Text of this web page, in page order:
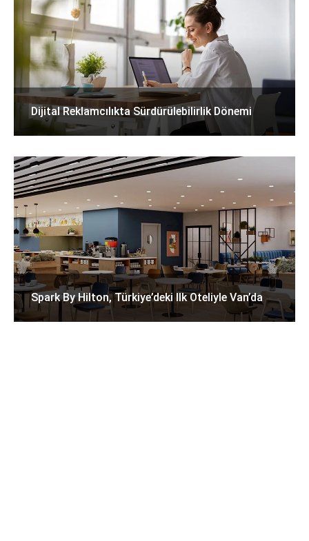
Dijital Reklamcılıkta Sürdürülebilirlik Dönemi
Spark By Hilton, Türkiye’deki Ilk Oteliyle Van’da